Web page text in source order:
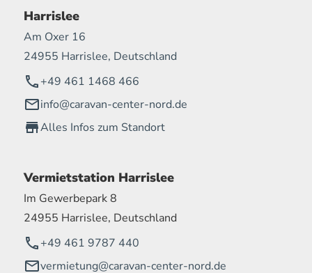
Harrislee
Am Oxer 16
24955 Harrislee, Deutschland
+49 461 1468 466
info@caravan-center-nord.de
Alles Infos zum Standort
Vermietstation Harrislee
Im Gewerbepark 8
24955 Harrislee, Deutschland
+49 461 9787 440
vermietung@caravan-center-nord.de